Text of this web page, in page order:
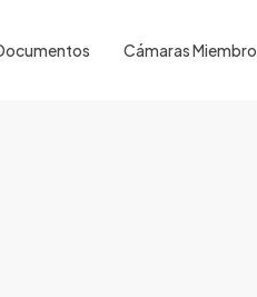
Cámaras Miembro